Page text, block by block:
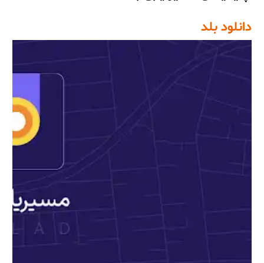
دانلود بلد